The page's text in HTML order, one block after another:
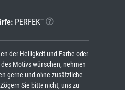
PERFEKT
der Helligkeit und Farbe oder
Motivs wünschen, nehmen
gerne und ohne zusätzliche
Sie bitte nicht, uns zu